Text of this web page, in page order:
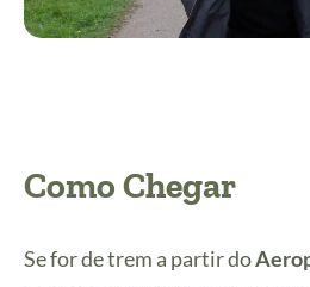
Como Chegar
Se for de trem a partir do